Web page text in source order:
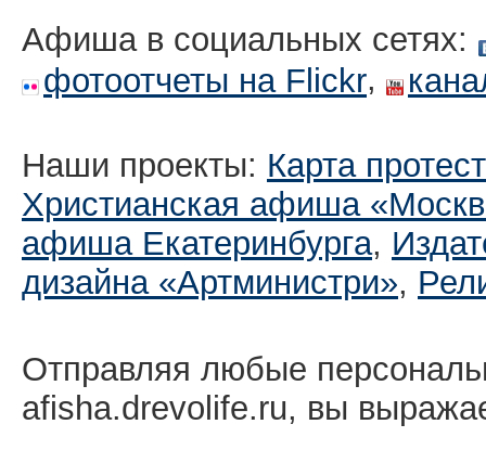
Афиша в социальных сетях:
фотоотчеты на Flickr,
Наши проекты: Карта
Христианская афиша
афиша Екатеринбургa,
дизайна «Артминистри»,
Отправляя любые
afisha.drevolife.ru, вы